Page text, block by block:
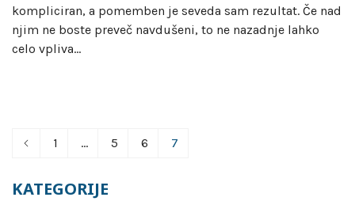
kompliciran, a pomemben je seveda sam rezultat. Če nad
njim ne boste preveč navdušeni, to ne nazadnje lahko
celo vpliva…
Številčenje
1 … 5 6 7
KATEGORIJE